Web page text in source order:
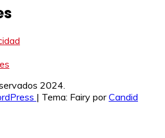
2024.
| Tema: Fairy porCandid